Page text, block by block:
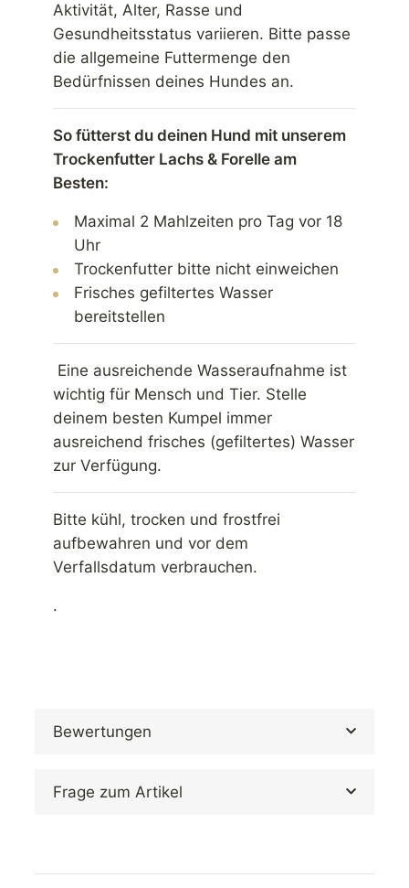
Aktivität, Alter, Rasse und
Gesundheitsstatus variieren. Bitte passe
die allgemeine Futtermenge den
Bedürfnissen deines Hundes an.
So fütterst du deinen Hund mit unserem
Trockenfutter Lachs & Forelle am
Besten:
Maximal 2 Mahlzeiten pro Tag vor 18
Uhr
Trockenfutter bitte nicht einweichen
Frisches gefiltertes Wasser
bereitstellen
Eine ausreichende Wasseraufnahme ist
wichtig für Mensch und Tier. Stelle
deinem besten Kumpel immer
ausreichend frisches (gefiltertes) Wasser
zur Verfügung.
Bitte kühl, trocken und frostfrei
aufbewahren und vor dem
Verfallsdatum verbrauchen.
.
Bewertungen
Frage zum Artikel